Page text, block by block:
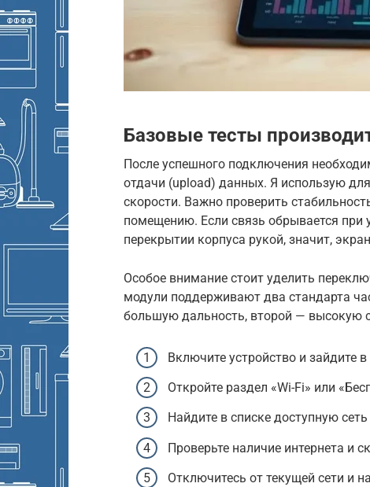
Базовые тесты
После успешного подключения
отдачи (upload) данных. Я использую
скорости. Важно проверить
помещению. Если связь обрывается при
перекрытии корпуса рукой, значит,
Особое внимание стоит уделить
модули поддерживают два стандарта
большую дальность, второй — высокую
Включите устройство и зайдите
Откройте раздел «Wi-Fi» или
Найдите в списке доступную
Проверьте наличие интернета и
Отключитесь от текущей сети и